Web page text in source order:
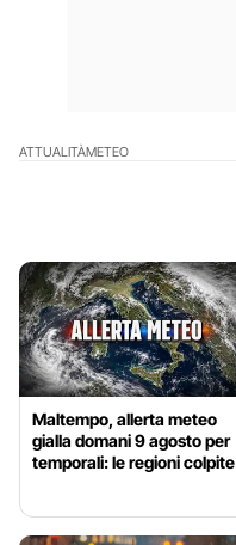
ATTUALITÀMETEO
Maltempo, allerta meteo
gialla domani 9 agosto per
temporali: le regioni colpite